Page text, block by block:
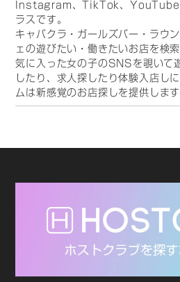
Instagram、TikTok、YouTube
ラスです。
キャバクラ・ガールズバー・ラウ
ェの遊びたい・働きたいお店を検索
気に入った女の子のSNSを覗いて
したり、求人探したり体験入店し
ムは新感覚のお店探しを提供しま